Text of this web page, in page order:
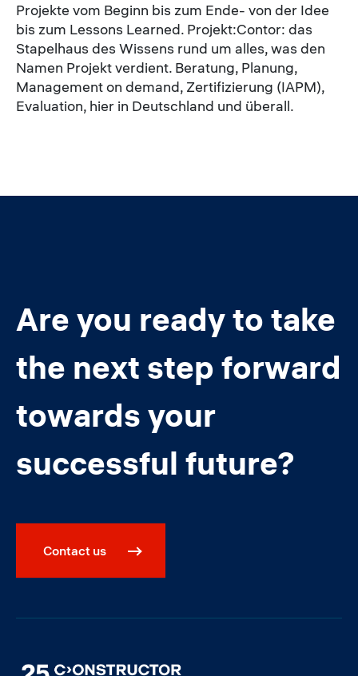
Projekte vom Beginn bis zum Ende- von der Idee
bis zum Lessons Learned. Projekt:Contor: das
Stapelhaus des Wissens rund um alles, was den
Namen Projekt verdient. Beratung, Planung,
Management on demand, Zertifizierung (IAPM),
Evaluation, hier in Deutschland und überall.
Are you ready to take
the next step forward
towards your
successful future?
Contact us
Image